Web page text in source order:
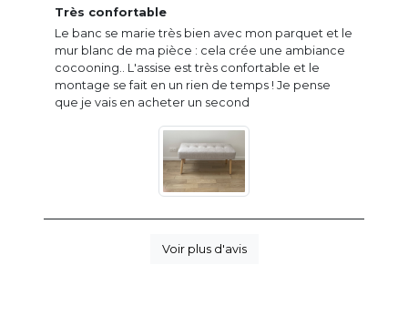
Très confortable
Le banc se marie très bien avec mon parquet et le
mur blanc de ma pièce : cela crée une ambiance
cocooning.. L'assise est très confortable et le
montage se fait en un rien de temps ! Je pense
que je vais en acheter un second
Voir plus d'avis